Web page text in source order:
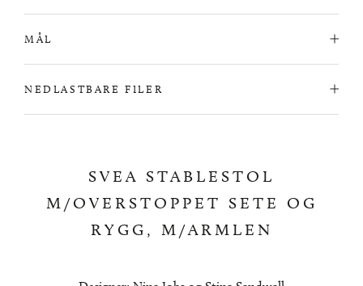
MÅL
NEDLASTBARE FILER
SVEA STABLESTOL
M/OVERSTOPPET SETE OG
RYGG, M/ARMLEN